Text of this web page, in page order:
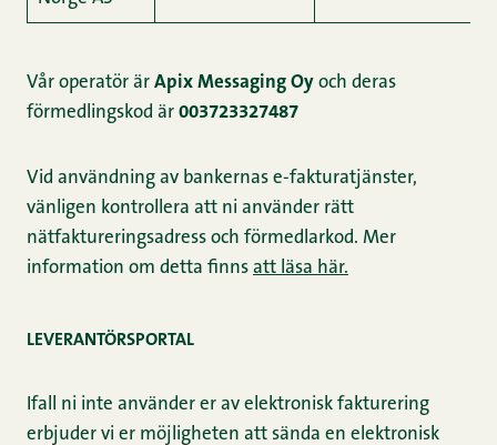
Vår operatör är Apix Messaging Oy och deras
förmedlingskod är 003723327487
Vid användning av bankernas e-fakturatjänster,
vänligen kontrollera att ni använder rätt
nätfaktureringsadress och förmedlarkod. Mer
information om detta finns att läsa här.
LEVERANTÖRSPORTAL
Ifall ni inte använder er av elektronisk fakturering
erbjuder vi er möjligheten att sända en elektronisk